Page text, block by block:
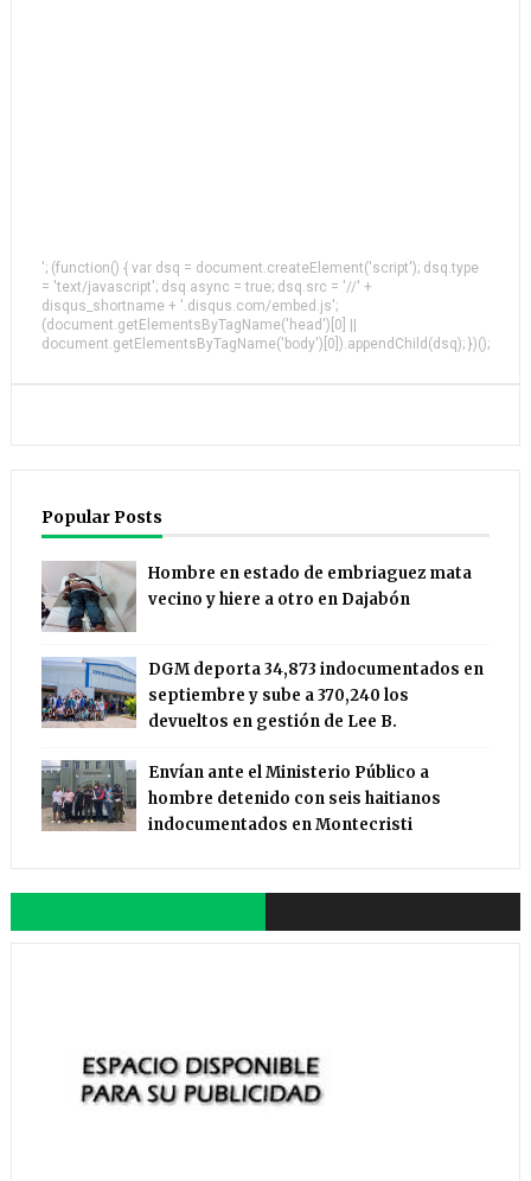
'; (function() { var dsq = document.createElement('script'); dsq.type
= 'text/javascript'; dsq.async = true; dsq.src = '//' +
disqus_shortname + '.disqus.com/embed.js';
(document.getElementsByTagName('head')[0] ||
document.getElementsByTagName('body')[0]).appendChild(dsq); })();
Popular Posts
Hombre en estado de embriaguez mata
vecino y hiere a otro en Dajabón
DGM deporta 34,873 indocumentados en
septiembre y sube a 370,240 los
devueltos en gestión de Lee B.
Envían ante el Ministerio Público a
hombre detenido con seis haitianos
indocumentados en Montecristi